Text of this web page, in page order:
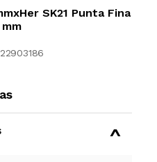
SK21 Punta Fina
22903186